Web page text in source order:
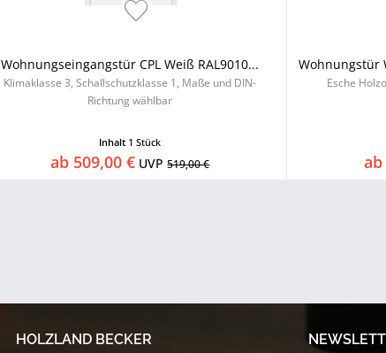
Wohnungseingangstür CPL Weiß RAL9010...
Klimaklasse 3, Schallschutzklasse 1, Maße und DIN-
Richtung wählbar
Inhalt 1 Stück
ab 509,00 € UVP519,00 €
Wohnungstür
Esche
ab
HOLZLAND BECKER